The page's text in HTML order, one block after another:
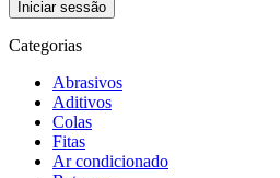
Categorias
Abrasivos
Aditivos
Colas
Fitas
Ar condicionado